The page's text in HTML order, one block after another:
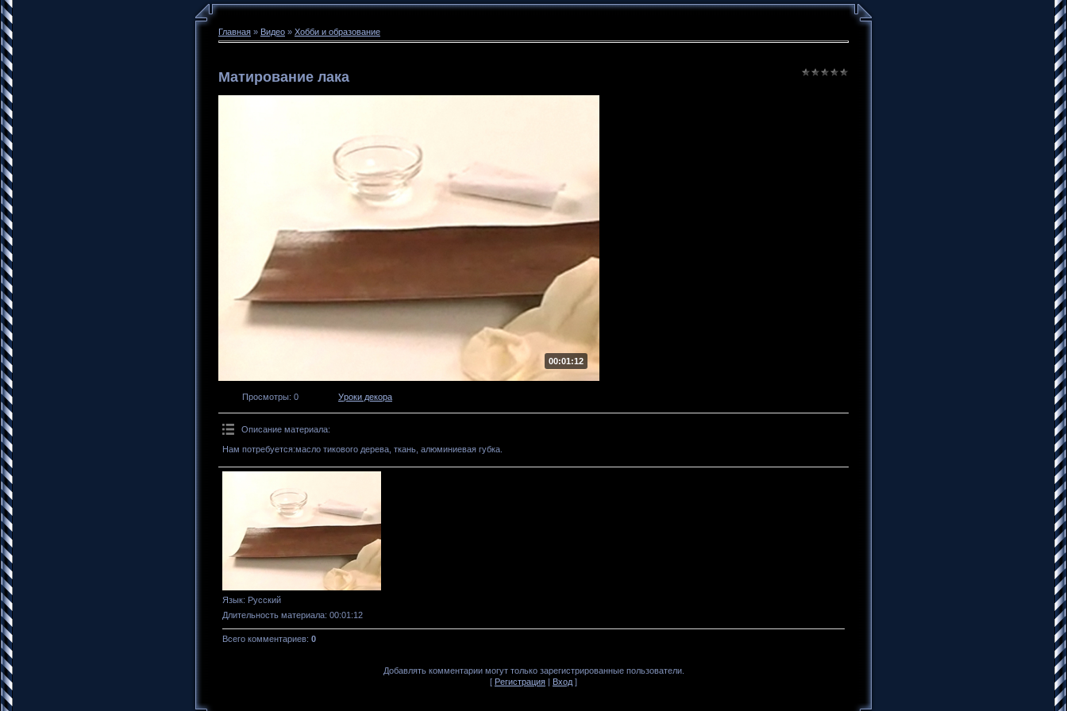
Главная » Видео » Хобби и образование
Матирование лака
00:01:12
Просмотры: 0 Уроки декора
Описание материала:
Нам потребуется:масло тикового дерева, ткань, алюминиевая губка.
Язык: Русский
Длительность материала: 00:01:12
Всего комментариев: 0
Добавлять комментарии могут только зарегистрированные пользователи.
[ Регистрация | Вход ]